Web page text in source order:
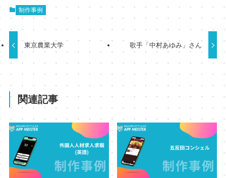
制作事例
東京農業大学 歌手「中村あゆみ」さん
関連記事